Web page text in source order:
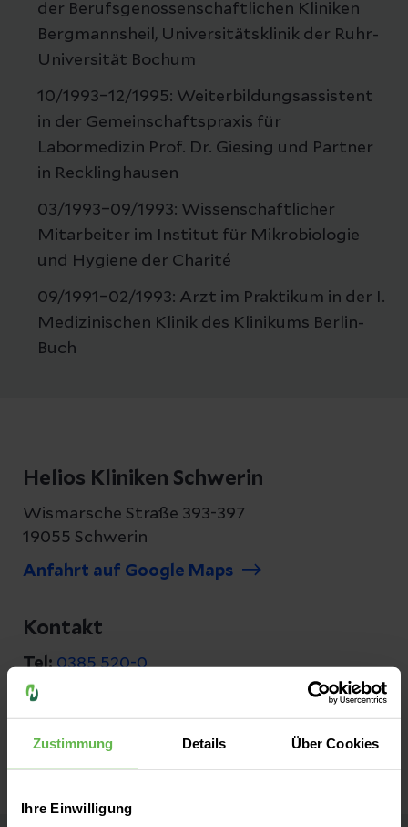
Zustimmung Details Über Cookies
Ihre Einwilligung
der Berufsgenossenschaftlichen Kliniken
Bergmannsheil, Universitätsklinik der Ruhr-
Universität Bochum
10/1993–12/1995: Weiterbildungsassistent
in der Gemeinschaftspraxis für
Labormedizin Prof. Dr. Giesing und Partner
in Recklinghausen
03/1993–09/1993: Wissenschaftlicher
Mitarbeiter im Institut für Mikrobiologie
und Hygiene der Charité
09/1991–02/1993: Arzt im Praktikum in der I.
Medizinischen Klinik des Klinikums Berlin-
Buch
Helios Kliniken Schwerin
Wismarsche Straße 393-397
19055 Schwerin
Anfahrt auf Google Maps
Kontakt
Tel: 0385 520-0
Fax:
E-Mail senden